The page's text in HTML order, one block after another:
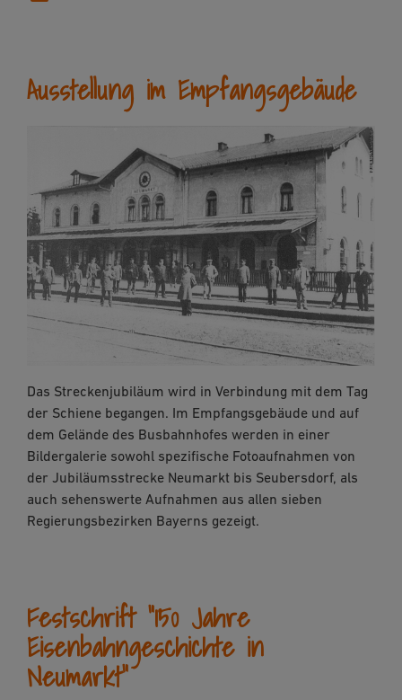
Ausstellung im Empfangsgebäude
Das Streckenjubiläum wird in Verbindung mit dem Tag
der Schiene begangen. Im Empfangsgebäude und auf
dem Gelände des Busbahnhofes werden in einer
Bildergalerie sowohl spezifische Fotoaufnahmen von
der Jubiläumsstrecke Neumarkt bis Seubersdorf, als
auch sehenswerte Aufnahmen aus allen sieben
Regierungsbezirken Bayerns gezeigt.
Festschrift "150 Jahre
Eisenbahngeschichte in
Neumarkt"